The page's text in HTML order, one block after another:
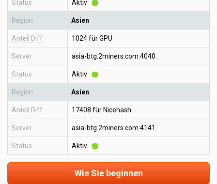
Status Aktiv
Region Asien
Anteil Diff 1024 für GPU
Server asia-btg.2miners.com:4040
Status Aktiv
Region Asien
Anteil Diff 17408 für Nicehash
Server asia-btg.2miners.com:4141
Status Aktiv
Wie Sie beginnen